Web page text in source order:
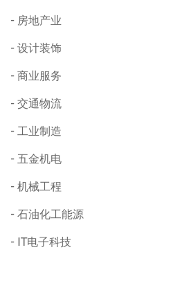
房地产业
设计装饰
商业服务
交通物流
工业制造
五金机电
机械工程
石油化工能源
IT电子科技